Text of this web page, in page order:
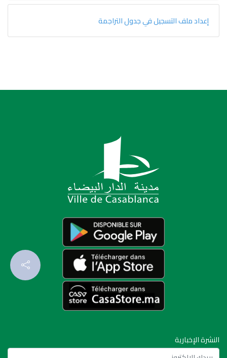
إعداد ملف التسجيل في جدول التراجمة
النشرة الإخبارية